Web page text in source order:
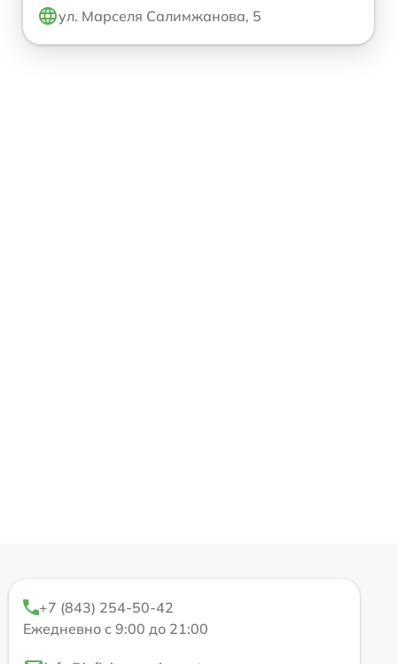
ул. Марселя Салимжанова, 5
+7 (843) 254-50-42
Ежедневно с 9:00 до 21:00